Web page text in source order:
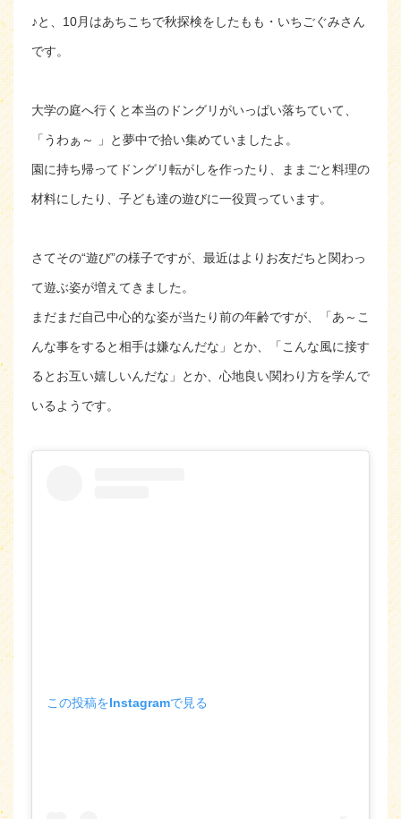
♪と、10月はあちこちで秋探検をしたもも・いちごぐみさん
です。
大学の庭へ行くと本当のドングリがいっぱい落ちていて、
「うわぁ～ 」と夢中で拾い集めていましたよ。
園に持ち帰ってドングリ転がしを作ったり、ままごと料理の
材料にしたり、子ども達の遊びに一役買っています。
さてその“遊び”の様子ですが、最近はよりお友だちと関わっ
て遊ぶ姿が増えてきました。
まだまだ自己中心的な姿が当たり前の年齢ですが、「あ～こ
んな事をすると相手は嫌なんだな」とか、「こんな風に接す
るとお互い嬉しいんだな」とか、心地良い関わり方を学んで
いるようです。
この投稿をInstagramで見る